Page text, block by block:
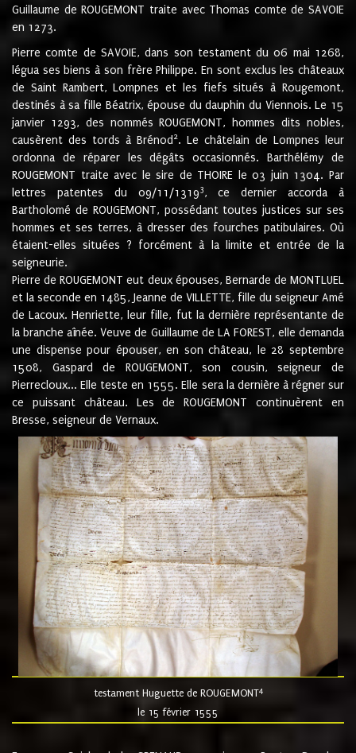
Guillaume de ROUGEMONT traite avec Thomas comte de SAVOIE
en 1273.
Pierre comte de SAVOIE, dans son testament du 06 mai 1268,
légua ses biens à son frère Philippe. En sont exclus les châteaux
de Saint Rambert, Lompnes et les fiefs situés à Rougemont,
destinés à sa fille Béatrix, épouse du dauphin du Viennois. Le 15
janvier 1293, des nommés ROUGEMONT, hommes dits nobles,
causèrent des tords à Brénod 2. Le châtelain de Lompnes leur
ordonna de réparer les dégâts occasionnés. Barthélémy de
ROUGEMONT traite avec le sire de THOIRE le 03 juin 1304. Par
lettres patentes du 09/11/13193, ce dernier accorda à
Bartholomé de ROUGEMONT, possédant toutes justices sur ses
hommes et ses terres, à dresser des fourches patibulaires. Où
étaient-elles situées ? forcément à la limite et entrée de la
seigneurie.
Pierre de ROUGEMONT eut deux épouses, Bernarde de MONTLUEL
et la seconde en 1485, Jeanne de VILLETTE, fille du seigneur Amé
de Lacoux. Henriette, leur fille, fut la dernière représentante de
la branche aînée. Veuve de Guillaume de LA FOREST, elle demanda
une dispense pour épouser, en son château, le 28 septembre
1508, Gaspard de ROUGEMONT, son cousin, seigneur de
Pierrecloux... Elle teste en 1555. Elle sera la dernière à régner sur
ce puissant château. Les de ROUGEMONT continuèrent en
Bresse, seigneur de Vernaux.
testament Huguette de ROUGEMONT4
le 15 février 1555